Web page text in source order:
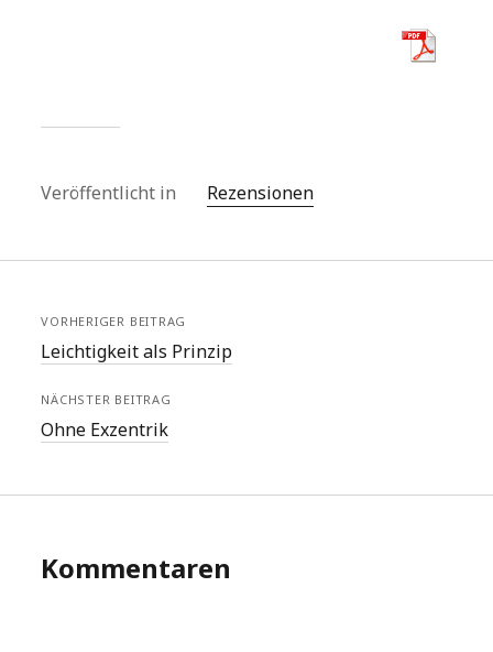
Veröffentlicht in Rezensionen
VORHERIGER BEITRAG
Leichtigkeit als Prinzip
NÄCHSTER BEITRAG
Ohne Exzentrik
Kommentaren